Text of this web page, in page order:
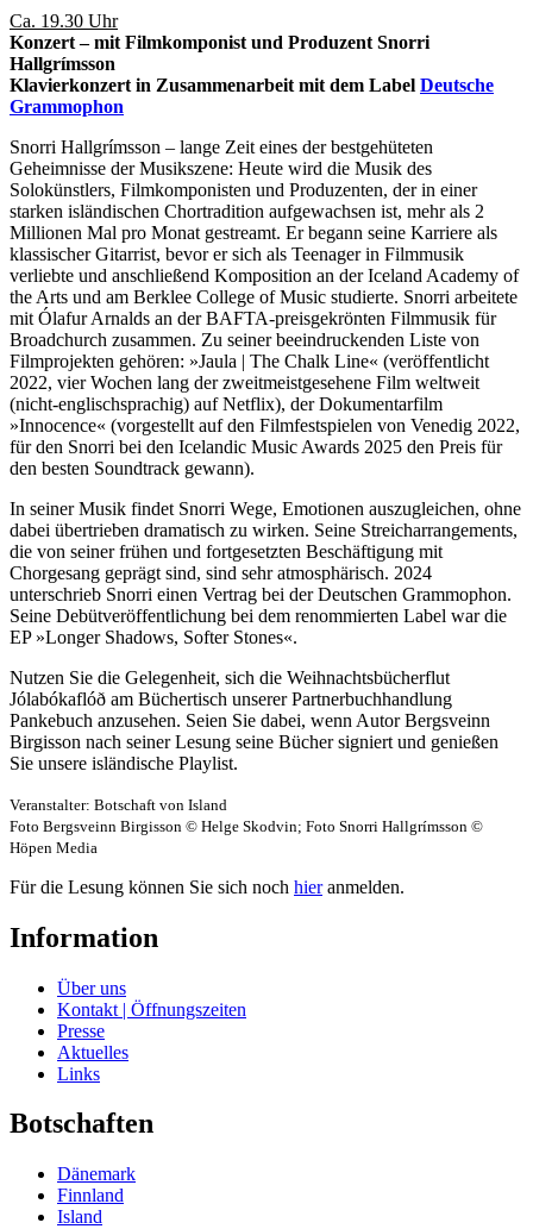
Ca. 19.30 Uhr
Konzert – mit Filmkomponist und Produzent Snorri
Hallgrímsson
Klavierkonzert in Zusammenarbeit mit dem Label Deutsche
Grammophon
Snorri Hallgrímsson – lange Zeit eines der bestgehüteten
Geheimnisse der Musikszene: Heute wird die Musik des
Solokünstlers, Filmkomponisten und Produzenten, der in einer
starken isländischen Chortradition aufgewachsen ist, mehr als 2
Millionen Mal pro Monat gestreamt. Er begann seine Karriere als
klassischer Gitarrist, bevor er sich als Teenager in Filmmusik
verliebte und anschließend Komposition an der Iceland Academy of
the Arts und am Berklee College of Music studierte. Snorri arbeitete
mit Ólafur Arnalds an der BAFTA-preisgekrönten Filmmusik für
Broadchurch zusammen. Zu seiner beeindruckenden Liste von
Filmprojekten gehören: »Jaula | The Chalk Line« (veröffentlicht
2022, vier Wochen lang der zweitmeistgesehene Film weltweit
(nicht-englischsprachig) auf Netflix), der Dokumentarfilm
»Innocence« (vorgestellt auf den Filmfestspielen von Venedig 2022,
für den Snorri bei den Icelandic Music Awards 2025 den Preis für
den besten Soundtrack gewann).
In seiner Musik findet Snorri Wege, Emotionen auszugleichen, ohne
dabei übertrieben dramatisch zu wirken. Seine Streicharrangements,
die von seiner frühen und fortgesetzten Beschäftigung mit
Chorgesang geprägt sind, sind sehr atmosphärisch. 2024
unterschrieb Snorri einen Vertrag bei der Deutschen Grammophon.
Seine Debütveröffentlichung bei dem renommierten Label war die
EP »Longer Shadows, Softer Stones«.
Nutzen Sie die Gelegenheit, sich die Weihnachtsbücherflut
Jólabókaflóð am Büchertisch unserer Partnerbuchhandlung
Pankebuch anzusehen. Seien Sie dabei, wenn Autor Bergsveinn
Birgisson nach seiner Lesung seine Bücher signiert und genießen
Sie unsere isländische Playlist.
Veranstalter: Botschaft von Island
Foto Bergsveinn Birgisson © Helge Skodvin; Foto Snorri Hallgrímsson ©
Höpen Media
Für die Lesung können Sie sich noch hieranmelden.
Information
Über uns
Kontakt | Öffnungszeiten
Presse
Aktuelles
Links
Botschaften
Dänemark
Finnland
Island